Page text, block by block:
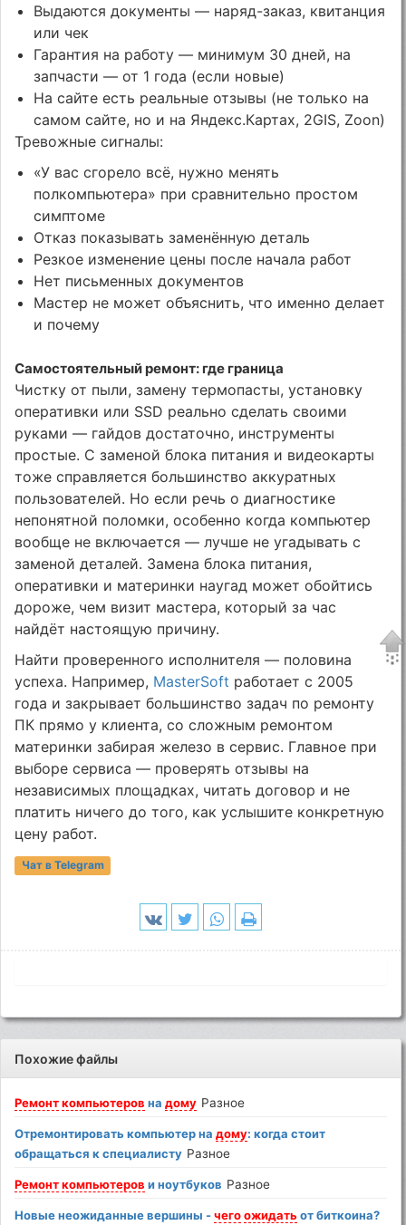
Выдаются документы — наряд-заказ, квитанция
или чек
Гарантия на работу — минимум 30 дней, на
запчасти — от 1 года (если новые)
На сайте есть реальные отзывы (не только на
самом сайте, но и на Яндекс.Картах, 2GIS, Zoon)
Тревожные сигналы:
«У вас сгорело всё, нужно менять
полкомпьютера» при сравнительно простом
симптоме
Отказ показывать заменённую деталь
Резкое изменение цены после начала работ
Нет письменных документов
Мастер не может объяснить, что именно делает
и почему
Самостоятельный ремонт: где граница
Чистку от пыли, замену термопасты, установку
оперативки или SSD реально сделать своими
руками — гайдов достаточно, инструменты
простые. С заменой блока питания и видеокарты
тоже справляется большинство аккуратных
пользователей. Но если речь о диагностике
непонятной поломки, особенно когда компьютер
вообще не включается — лучше не угадывать с
заменой деталей. Замена блока питания,
оперативки и материнки наугад может обойтись
дороже, чем визит мастера, который за час
найдёт настоящую причину.
Найти проверенного исполнителя — половина
успеха. Например, MasterSoft работает с 2005
года и закрывает большинство задач по ремонту
ПК прямо у клиента, со сложным ремонтом
материнки забирая железо в сервис. Главное при
выборе сервиса — проверять отзывы на
независимых площадках, читать договор и не
платить ничего до того, как услышите конкретную
цену работ.
Чат в Telegram
Похожие файлы
Ремонт компьютеров надому Разное
Отремонтировать компьютер надому: когда стоит
обращаться к специалисту Разное
Ремонт компьютеров и ноутбуков Разное
Новые неожиданные вершины -чего ожидать от биткоина?